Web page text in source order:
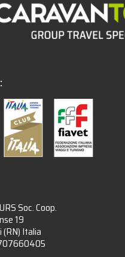
Soc. Coop.
19
Italia